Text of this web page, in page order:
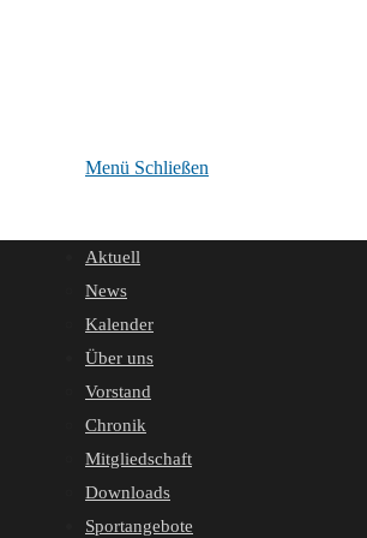
Menü Schließen
Aktuell
News
Kalender
Über uns
Vorstand
Chronik
Mitgliedschaft
Downloads
Sportangebote